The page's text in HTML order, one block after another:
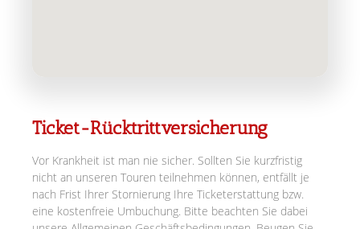
Ticket-Rücktrittversicherung
Vor Krankheit ist man nie sicher. Sollten Sie kurzfristig
nicht an unseren Touren teilnehmen können, entfällt je
nach Frist Ihrer Stornierung Ihre Ticketerstattung bzw.
eine kostenfreie Umbuchung. Bitte beachten Sie dabei